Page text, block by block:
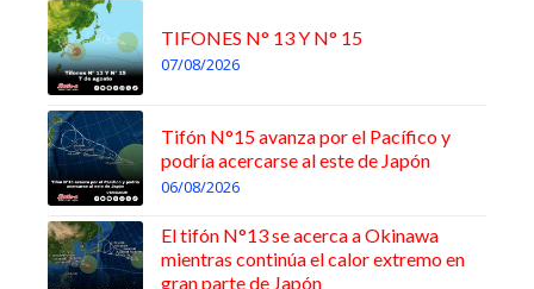
TIFONES N° 13 Y N° 15
07/08/2026
Tifón N°15 avanza por el Pacífico y
podría acercarse al este de Japón
06/08/2026
El tifón N°13 se acerca a Okinawa
mientras continúa el calor extremo en
gran parte de Japón